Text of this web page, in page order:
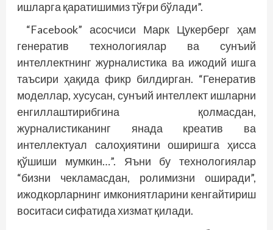
ишларга қаратишимиз тўғри бўлади”.
“Facebook” асосчиси Марк Цукерберг ҳам
генератив технологиялар ва сунъий
интеллектнинг журналистика ва ижодий ишга
таъсири ҳақида фикр билдирган. “Генератив
моделлар, хусусан, сунъий интеллект ишларни
енгиллаштирибгина қолмасдан,
журналистиканинг янада креатив ва
интеллектуал салоҳиятини оширишга ҳисса
қўшиши мумкин…”. Яъни бу технологиялар
“бизни чекламасдан, ролимизни оширади”,
ижодкорларнинг имкониятларини кенгайтириш
воситаси сифатида хизмат қилади.